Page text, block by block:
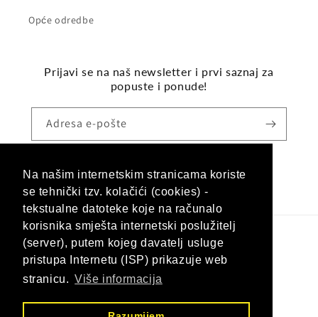
Na našim internetskim stranicama koriste
se tehnički tzv. kolačići (cookies) -
tekstualne datoteke koje na računalo
korisnika smješta internetski poslužitelj
(server), putem kojeg davatelj usluge
pristupa Internetu (ISP) prikazuje web
stranicu. Više informacija
Opće odredbe
Prijavi se na naš newsletter i prvi saznaj za
popuste i ponude!
Adresa e-pošte
FacebookInstagram
Jezik
Hrvatski (hrvatska)
Načini